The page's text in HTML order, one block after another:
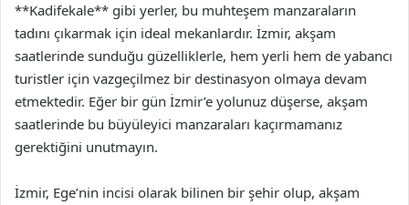
**Kadifekale** gibi yerler, bu muhteşem manzaraların
tadını çıkarmak için ideal mekanlardır. İzmir, akşam
saatlerinde sunduğu güzelliklerle, hem yerli hem de yabancı
turistler için vazgeçilmez bir destinasyon olmaya devam
etmektedir. Eğer bir gün İzmir’e yolunuz düşerse, akşam
saatlerinde bu büyüleyici manzaraları kaçırmamanız
gerektiğini unutmayın.
İzmir, Ege’nin incisi olarak bilinen bir şehir olup, akşam